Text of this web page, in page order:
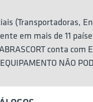
(Transportadoras,
em mais de 11
conta com
NÃO